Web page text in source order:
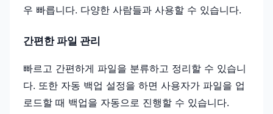
우 빠릅니다. 다양한 사람들과 사용할 수 있습니다.
간편한 파일 관리
빠르고 간편하게 파일을 분류하고 정리할 수 있습니
다. 또한 자동 백업 설정을 하면 사용자가 파일을 업
로드할 때 백업을 자동으로 진행할 수 있습니다.